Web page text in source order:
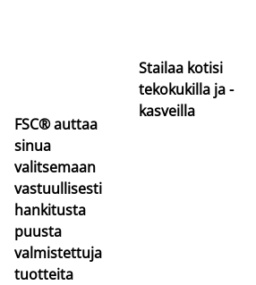
FSC® auttaa
sinua
valitsemaan
vastuullisesti
hankitusta
puusta
valmistettuja
tuotteita
Stailaa kotisi
tekokukilla ja -
kasveilla